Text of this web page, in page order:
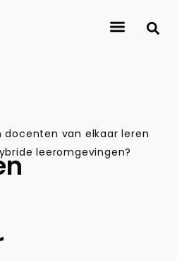
docenten van elkaar leren
leeromgevingen?